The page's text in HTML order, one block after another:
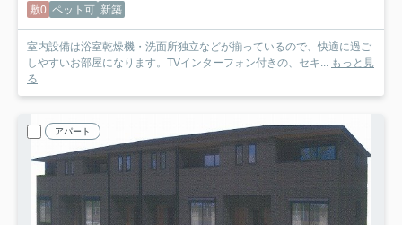
敷0 ペット可 新築
室内設備は浴室乾燥機・洗面所独立などが揃っているので、快適に過ご
しやすいお部屋になります。TVインターフォン付きの、セキ...
もっと見
る
アパート